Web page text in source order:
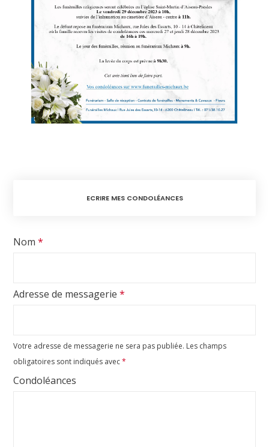
ECRIRE MES CONDOLÉANCES
Votre adresse de messagerie ne sera pas publiée. Les champs
obligatoires sont indiqués avec*
Condoléances
Nom *
Adresse de messagerie *